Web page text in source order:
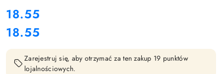
cena:
18.55
Cena:
18.55
Zarejestruj się, aby otrzymać za ten zakup 19 punktów
lojalnościowych.